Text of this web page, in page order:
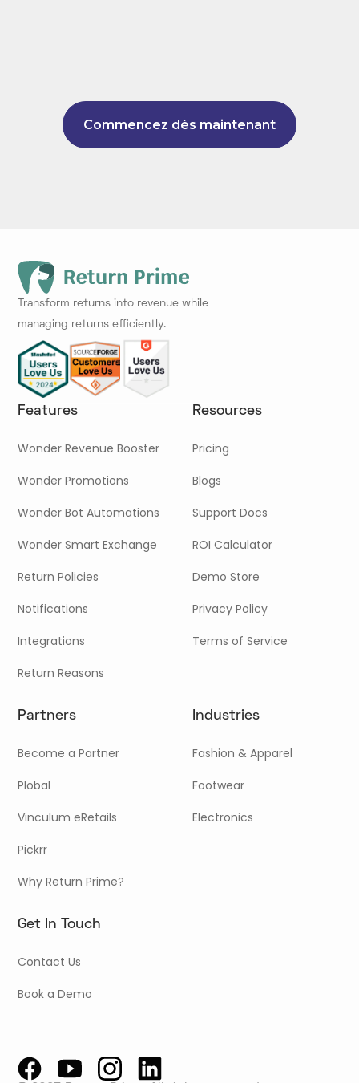
Commencez dès maintenant
Transform returns into revenue while
managing returns efficiently.
Features
Wonder Revenue Booster
Wonder Promotions
Wonder Bot Automations
Wonder Smart Exchange
Return Policies
Notifications
Integrations
Return Reasons
Resources
Pricing
Blogs
Support Docs
ROI Calculator
Demo Store
Privacy Policy
Terms of Service
Partners
Become a Partner
Plobal
Vinculum eRetails
Pickrr
Why Return Prime?
Industries
Fashion & Apparel
Footwear
Electronics
Get In Touch
Contact Us
Book a Demo